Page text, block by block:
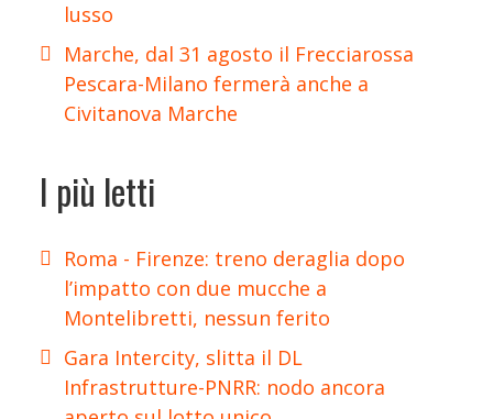
lusso
Marche, dal 31 agosto il Frecciarossa
Pescara-Milano fermerà anche a
Civitanova Marche
I più letti
Roma - Firenze: treno deraglia dopo
l’impatto con due mucche a
Montelibretti, nessun ferito
Gara Intercity, slitta il DL
Infrastrutture-PNRR: nodo ancora